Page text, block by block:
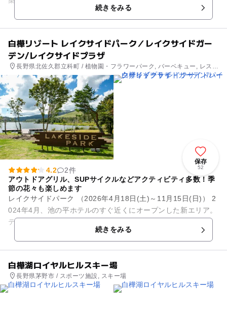
続きをみる
白樺リゾート レイクサイドパーク／レイクサイドガー
デン/レイクサイドプラザ
長野県北佐久郡立科町 / 植物園・フラワーパーク, バーベキュー, レスト
ラン・カフェ, 観光
保存
52
4.2
2件
アウトドアグリル、SUPサイクルなどアクティビティ多数！季
節の花々も楽しめます
レイクサイドパーク （2026年4月18日(土)～11月15日(日)） 2
024年4月、池の平ホテルのすぐ近くにオープンした新エリア。
テントサウナ、アウトドアグリル、Supサイクルなど、湖...
続きをみる
白樺湖ロイヤルヒルスキー場
長野県茅野市 / スポーツ施設, スキー場